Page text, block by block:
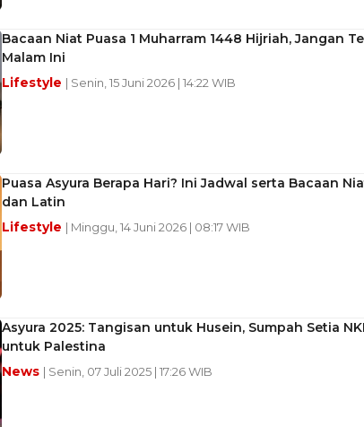
Bacaan Niat Puasa 1 Muharram 1448 Hijriah, Jangan
Malam Ini
Lifestyle | Senin, 15 Juni 2026 | 14:22 WIB
Puasa Asyura Berapa Hari? Ini Jadwal serta Bacaan
dan Latin
Lifestyle | Minggu, 14 Juni 2026 | 08:17 WIB
Asyura 2025: Tangisan untuk Husein, Sumpah Setia
untuk Palestina
News | Senin, 07 Juli 2025 | 17:26 WIB